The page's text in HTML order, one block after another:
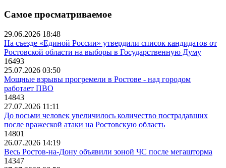
Самое просматриваемое
29.06.2026 18:48
На съезде «Единой России» утвердили список кандидатов от
Ростовской области на выборы в Государственную Думу
16493
25.07.2026 03:50
Мощные взрывы прогремели в Ростове - над городом
работает ПВО
14843
27.07.2026 11:11
До восьми человек увеличилось количество пострадавших
после вражеской атаки на Ростовскую область
14801
26.07.2026 14:19
Весь Ростов-на-Дону объявили зоной ЧС после мегашторма
14347